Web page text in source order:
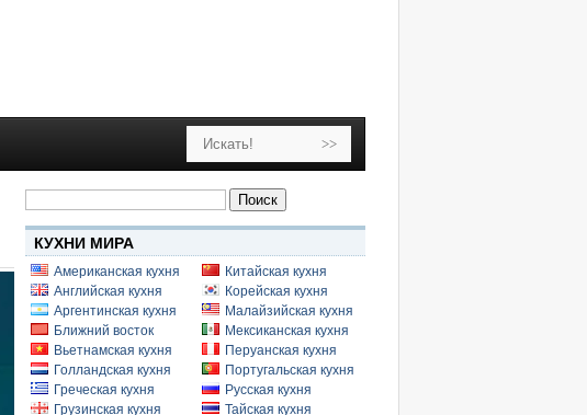
Найти:
КУХНИ МИРА
Американская кухня
Английская кухня
Аргентинская кухня
Ближний восток
Вьетнамская кухня
Голландская кухня
Греческая кухня
Грузинская кухня
Китайская кухня
Корейская кухня
Малайзийская кухня
Мексиканская кухня
Перуанская кухня
Португальская кухня
Русская кухня
Тайская кухня